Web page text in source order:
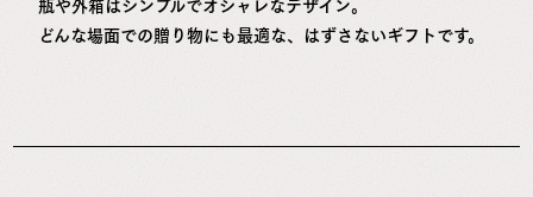
瓶や外箱はシンプルでオシャレなデザイン。
どんな場面での贈り物にも最適な、はずさないギフトです。